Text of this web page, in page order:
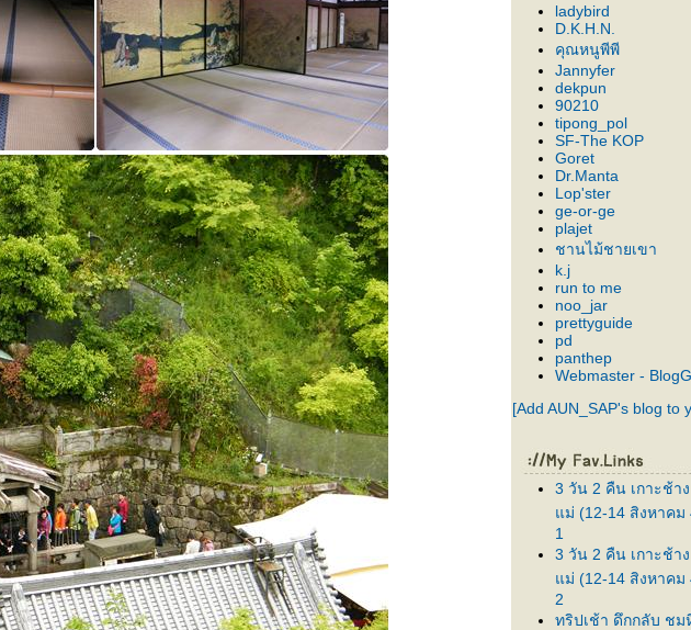
ladybird
D.K.H.N.
คุณหนูพีพี
Jannyfer
dekpun
90210
tipong_pol
SF-The KOP
Goret
Dr.Manta
Lop'ster
ge-or-ge
plajet
ชานไม้ชายเขา
k.j
run to me
noo_jar
prettyguide
pd
panthep
Webmaster -
[Add AUN_SAP's blog to
3 วัน 2 คืน เกาะช้า
ม่ (12-14 สิงหาคม
1
3 วัน 2 คืน เกาะช้า
ม่ (12-14 สิงหาคม
2
ทริปเช้า ดึกกลับ ช